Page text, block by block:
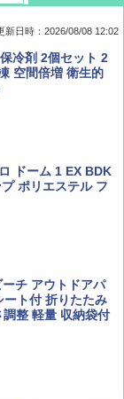
月号【特別付録:
ンダム2種】
６年 ９月号 [雑
)
アルプス大全」
イ タイ北部の魅
の歩き方D アジア
ーズ
山善] ポップアッ
畳める パッとサ
フルクローズ メ
150(KH)
ーク) 着替えテン
災害用トイレ ビ
幅200 2-3人用 43
新日時：2026/08/08 12:02
冷剤 2個セット 2
空間倍増 衛生的
ドーム 1 EX BDK
ポリエステル フ
チ アウトドアパ
ート付 折りたたみ
整 軽量 収納袋付